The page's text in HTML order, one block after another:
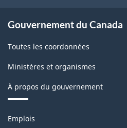
Gouvernement du Canada
Toutes les coordonnées
Ministères et organismes
À propos du gouvernement
Thèmes
Emplois